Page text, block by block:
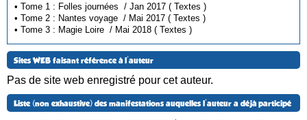
• Tome 1 : Folles journées / Jan 2017 ( Textes )
• Tome 2 : Nantes voyage / Mai 2017 ( Textes )
• Tome 3 : Magie Loire / Mai 2018 ( Textes )
Sites WEB faisant référence à l'auteur
Pas de site web enregistré pour cet auteur.
Liste (non exhaustive) des manifestations auquelles l'auteur a déjà participé